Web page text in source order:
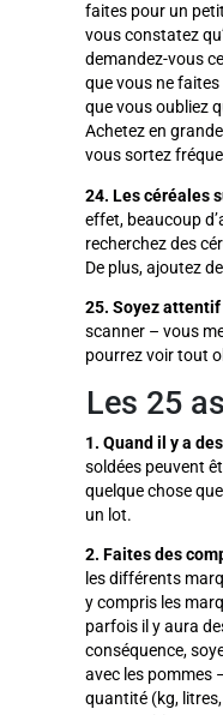
faites pour un
vous constatez
demandez-vous
que vous ne
que vous oubliez
Achetez en
vous sortez
24. Les céréales
effet, beaucoup
recherchez des
De plus, ajoutez
25. Soyez attentif
scanner – vous
pourrez voir tout
Les 25
1. Quand il y a
soldées peuvent
quelque chose
un lot.
2. Faites des
les différents
y compris les
parfois il y aura
conséquence,
avec les pommes
quantité (kg,